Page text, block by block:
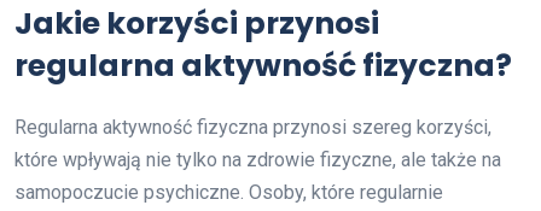
Jakie korzyści przynosi
regularna aktywność fizyczna?
Regularna aktywność fizyczna przynosi szereg korzyści,
które wpływają nie tylko na zdrowie fizyczne, ale także na
samopoczucie psychiczne. Osoby, które regularnie